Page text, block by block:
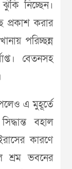
নিচ্ছেন।
প্রকাশ করার
পরিচ্ছন্ন
বেতনসহ
এ মুহূর্তে
বহাল
কারণে
শ্রম ভবনের